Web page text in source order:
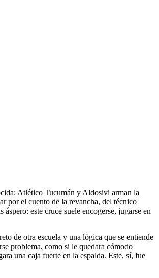
Atlético Tucumán y Aldosivi arman la
por el cuento de la revancha, del técnico
este cruce suele encogerse, jugarse en
de otra escuela y una lógica que se entiende
problema, como si le quedara cómodo
una caja fuerte en la espalda. Este, sí, fue